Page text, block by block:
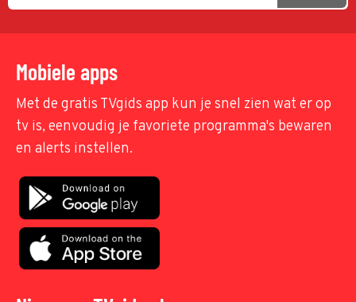
Mobiele apps
Met de gratis TVgids app kun je snel zien wat er op
tv is, eenvoudig je favoriete programma's bewaren
en alerts instellen.